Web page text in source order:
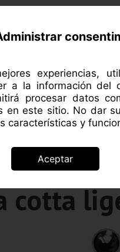
experiencias,
a la información del
procesar datos
en este sitio. No dar
características y
Aceptar
MANZANAROJA
cotta